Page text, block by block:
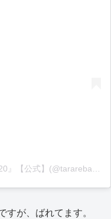
すが、ばれてます。